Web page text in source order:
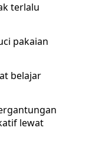
terlalu
pakaian
belajar
lewat